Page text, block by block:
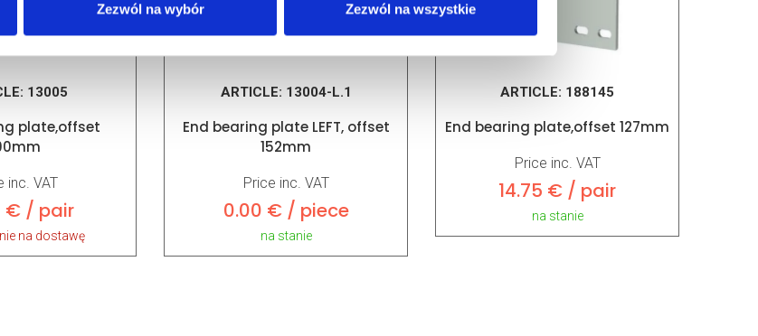
Zezwól na wybór Zezwól na wszystkie
13005
plate,offset
inc. VAT
€ / pair
na dostawę
ARTICLE: 13004-L.1
End bearing plate LEFT, offset
152mm
Price inc. VAT
0.00 € / piece
na stanie
ARTICLE: 188145
End bearing plate,offset 127mm
Price inc. VAT
14.75 € / pair
na stanie